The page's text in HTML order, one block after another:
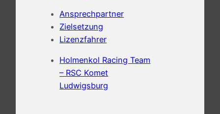
Ansprechpartner
Zielsetzung
Lizenzfahrer
Holmenkol Racing Team
– RSC Komet
Ludwigsburg